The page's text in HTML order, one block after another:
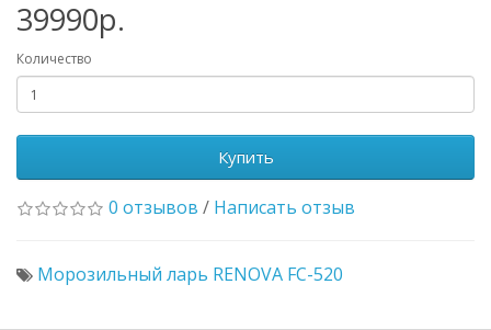
39990р.
Количество
Купить
0 отзывов / Написать отзыв
Морозильный ларь RENOVA FC-520